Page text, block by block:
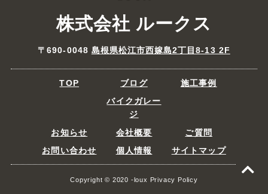
株式会社 ルークス
〒690-0048 島根県松江市西嫁島2丁目8-13 2F
TOP ブログ
施工事例
バイクガレー
ジ
お知らせ
会社概要
ご質問
お問い合わせ
個人情報 サイトマップ
Copyright © 2020 -loux Privacy Policy